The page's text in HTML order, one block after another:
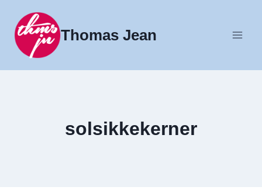
indhold
Thomas Jean
solsikkekerner